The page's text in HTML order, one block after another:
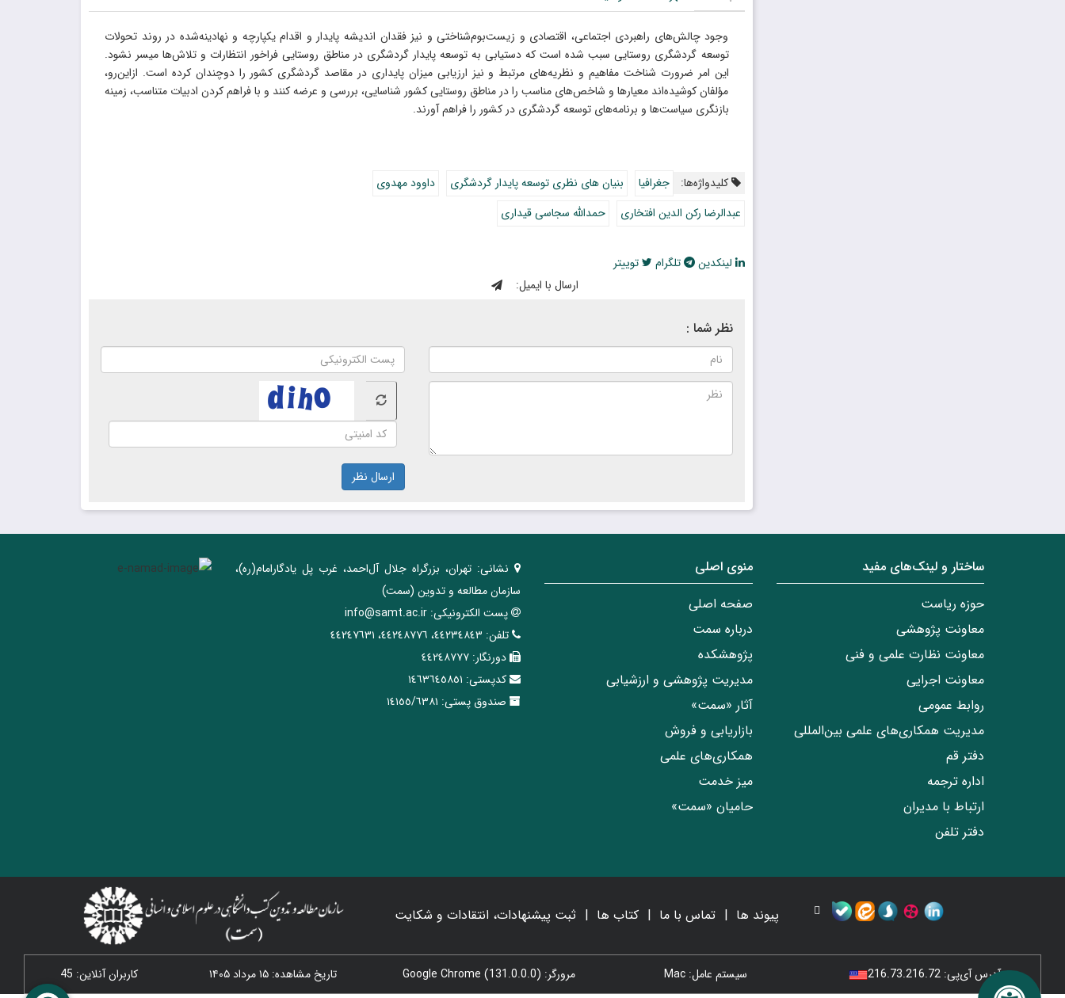
وجود چالش‌های راهبردی اجتماعی، اقتصادی و زیست‌بوم‌شناختی و نیز فقدان اندیشه پایدار و اقدام یکپارچه و نهادینه‌شده در روند تحولات
توسعه گردشگری روستایی سبب شده است که دستیابی به توسعه پایدار گردشگری در مناطق روستایی فراخور انتظارات و تلاش‌ها میسر نشود.
این امر ضرورت شناخت مفاهیم و نظریه‌های مرتبط و نیز ارزیابی میزان پایداری در مقاصد گردشگری کشور را دوچندان کرده است. ازاین‌رو،
مؤلفان کوشیده‌اند معیارها و شاخص‌های مناسب را در مناطق روستایی کشور شناسایی، بررسی و عرضه کنند و با فراهم کردن ادبیات متناسب، زمینه
بازنگری سیاست‌ها و برنامه‌های توسعه گردشگری در کشور را فراهم آورند.
کلیدواژه‌ها: جغرافیا بنیان های نظری توسعه پایدار گردشگری
داوود مهدوی
عبدالرضا رکن الدین افتخاری
حمدالله سجاسی قیداری
لینکدین تلگرام
توییتر
ارسال با ایمیل:
نظر شما :
ارسال نظر
ساختار‌‌ و‌‌ لینک‌های مفید
حوزه ریاست
معاونت پژوهشی
معاونت نظارت علمی و فنی
معاونت اجرایی
روابط عمومی
مدیریت همکاری‌های علمی بین‌المللی
دفتر قم
اداره ترجمه
ارتباط با مدیران
دفتر تلفن
منوی اصلی
صفحه اصلی
درباره سمت
پژوهشکده
مدیریت پژوهشی و ارزشیابی
آثار «سمت»
بازاریابی و فروش
همکاری‌های علمی
میز خدمت
حامیان «سمت»
نشانی: تهران، ‌بزرگراه ‌جلال آل‌احمد، غرب پل يادگار‌امام(ره)‌،
سازمان مطالعه و تدوین‌ (سمت)
پست الکترونیکی: info@samt.ac.ir
تلفن: ٤٤٢٣٤٨٤٣، ٤٤٢٤٨٧٧٦، ٤٤٢٤٧٦٣١
دورنگار: ٤٤٢٤٨٧٧٧
کدپستی: ١٤٦٣٦٤٥٨٥١
صندوق پستی: ١٤١٥٥/٦٣٨١
پیوند ها تماس با ما کتاب ها ثبت پیشنهادات، انتقادات و شکایت
آدرس آی‌پی: 216.73.216.72 سیستم عامل: Mac مرورگر: Google Chrome (131.0.0.0) تاریخ مشاهده: ۱۵ مرداد ۱۴۰۵
کاربران آنلاین: 45